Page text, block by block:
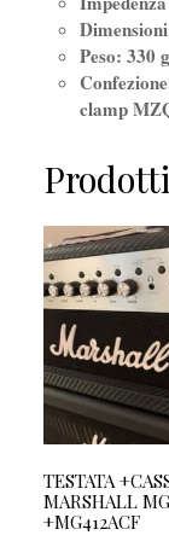
Peso: 330 g
clamp
TESTATA
MARSHALL
+MG412ACF